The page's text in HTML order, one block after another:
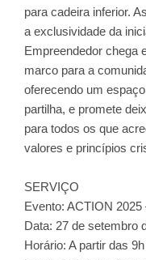
para cadeira inferior.
a exclusividade da
Empreendedor chega
marco para a
oferecendo um
partilha, e promete
para todos os que
valores e princípios
SERVIÇO
Evento: ACTION
Data: 27 de setembro
Horário: A partir das 9h